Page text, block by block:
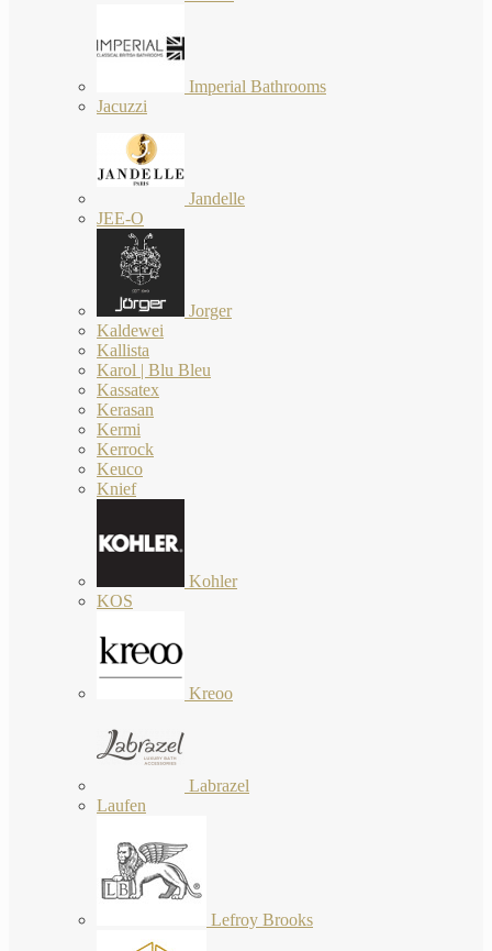
Imperial Bathrooms
Jacuzzi
Jandelle
JEE-O
Jorger
Kaldewei
Kallista
Karol | Blu Bleu
Kassatex
Kerasan
Kermi
Kerrock
Keuco
Knief
Kohler
KOS
Kreoo
Labrazel
Laufen
Lefroy Brooks